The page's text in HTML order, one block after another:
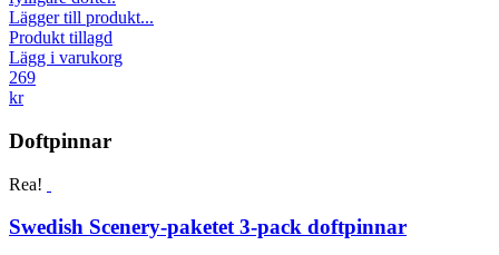
Lägger till produkt...
Produkt tillagd
Lägg i varukorg
269
kr
Doftpinnar
Rea!
Swedish Scenery-paketet 3-pack doftpinnar